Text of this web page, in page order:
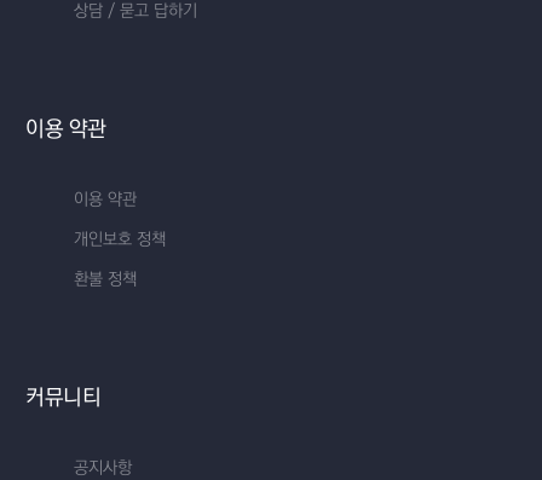
상담 / 묻고 답하기
이용 약관
이용 약관
개인보호 정책
환불 정책
커뮤니티
공지사항